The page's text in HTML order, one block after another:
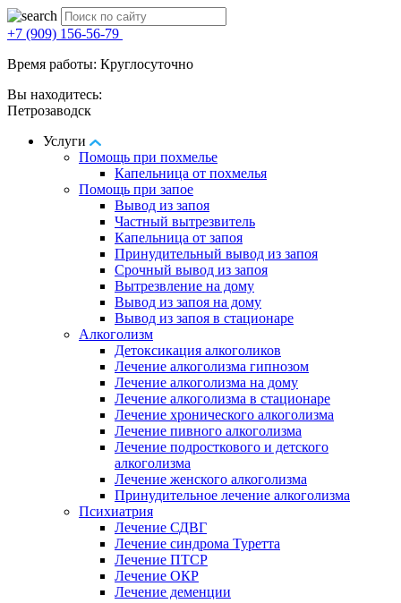
+7 (909) 156-56-79
Время работы: Круглосуточно
Вы находитесь:
Петрозаводск
Услуги
Помощь при похмелье
Капельница от похмелья
Помощь при запое
Вывод из запоя
Частный вытрезвитель
Капельница от запоя
Принудительный вывод из запоя
Срочный вывод из запоя
Вытрезвление на дому
Вывод из запоя на дому
Вывод из запоя в стационаре
Алкоголизм
Детоксикация алкоголиков
Лечение алкоголизма гипнозом
Лечение алкоголизма на дому
Лечение алкоголизма в стационаре
Лечение хронического алкоголизма
Лечение пивного алкоголизма
Лечение подросткового и детского
алкоголизма
Лечение женского алкоголизма
Принудительное лечение алкоголизма
Психиатрия
Лечение СДВГ
Лечение синдрома Туретта
Лечение ПТСР
Лечение ОКР
Лечение деменции